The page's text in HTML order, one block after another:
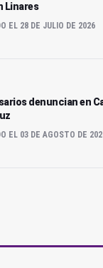
Linares
EL 28 DE JULIO DE 2026
denuncian en
EL 03 DE AGOSTO DE